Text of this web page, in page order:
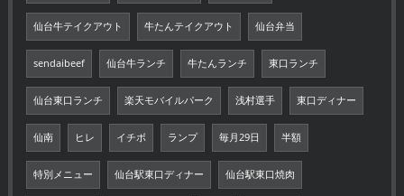
仙台牛テイクアウト 牛たんテイクアウト 仙台弁当
sendaibeef 仙台牛ランチ 牛たんランチ 東口ランチ
仙台東口ランチ 楽天モバイルパーク 浅村選手 東口ディナー
仙南 ヒレ イチボ ランプ 毎月29日 半額
特別メニュー 仙台駅東口ディナー 仙台駅東口焼肉